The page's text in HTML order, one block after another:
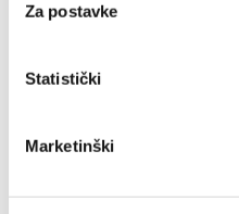
Za postavke
Statistički
Marketinški